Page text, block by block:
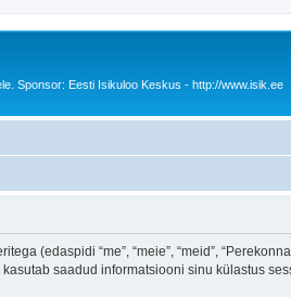
Sponsor: Eesti Isikuloo Keskus - http://www.isik.ee
(edaspidi “me”, “meie”, “meid”,
kasutab saadud informatsiooni sinu külastus